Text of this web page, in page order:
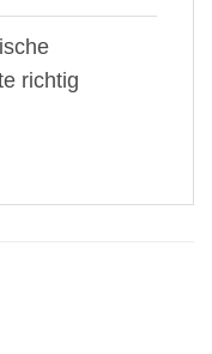
richtig